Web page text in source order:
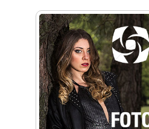
La primera vez que
hizo desde Morón
Mariana Croce: "Hoy
un asesoramiento
seguridad"
Música, teatro, yoga,
Conocé todos los
disfrutar en la Zona